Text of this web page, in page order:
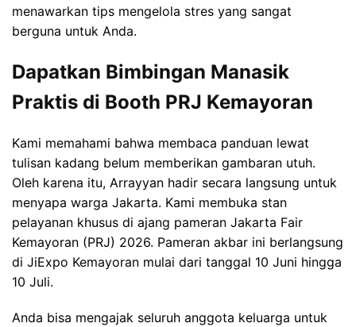
menawarkan tips mengelola stres yang sangat
berguna untuk Anda.
Dapatkan Bimbingan Manasik
Praktis di Booth PRJ Kemayoran
Kami memahami bahwa membaca panduan lewat
tulisan kadang belum memberikan gambaran utuh.
Oleh karena itu, Arrayyan hadir secara langsung untuk
menyapa warga Jakarta. Kami membuka stan
pelayanan khusus di ajang pameran Jakarta Fair
Kemayoran (PRJ) 2026. Pameran akbar ini berlangsung
di JiExpo Kemayoran mulai dari tanggal 10 Juni hingga
10 Juli.
Anda bisa mengajak seluruh anggota keluarga untuk